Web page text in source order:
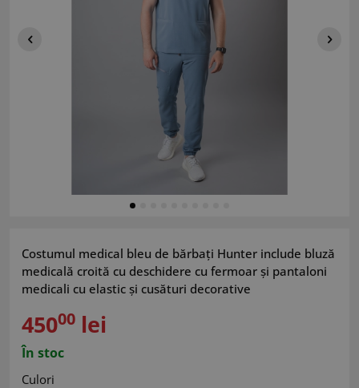
Costumul medical bleu de bărbați Hunter include bluză
medicală croită cu deschidere cu fermoar și pantaloni
medicali cu elastic și cusături decorative
45000 lei
În stoc
Culori